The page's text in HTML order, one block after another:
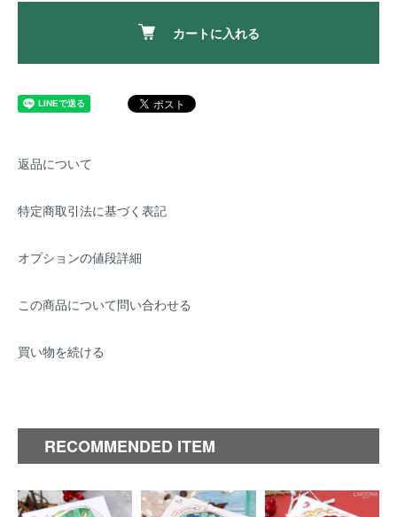
カートに入れる
返品について
特定商取引法に基づく表記
オプションの値段詳細
この商品について問い合わせる
買い物を続ける
RECOMMENDED ITEM